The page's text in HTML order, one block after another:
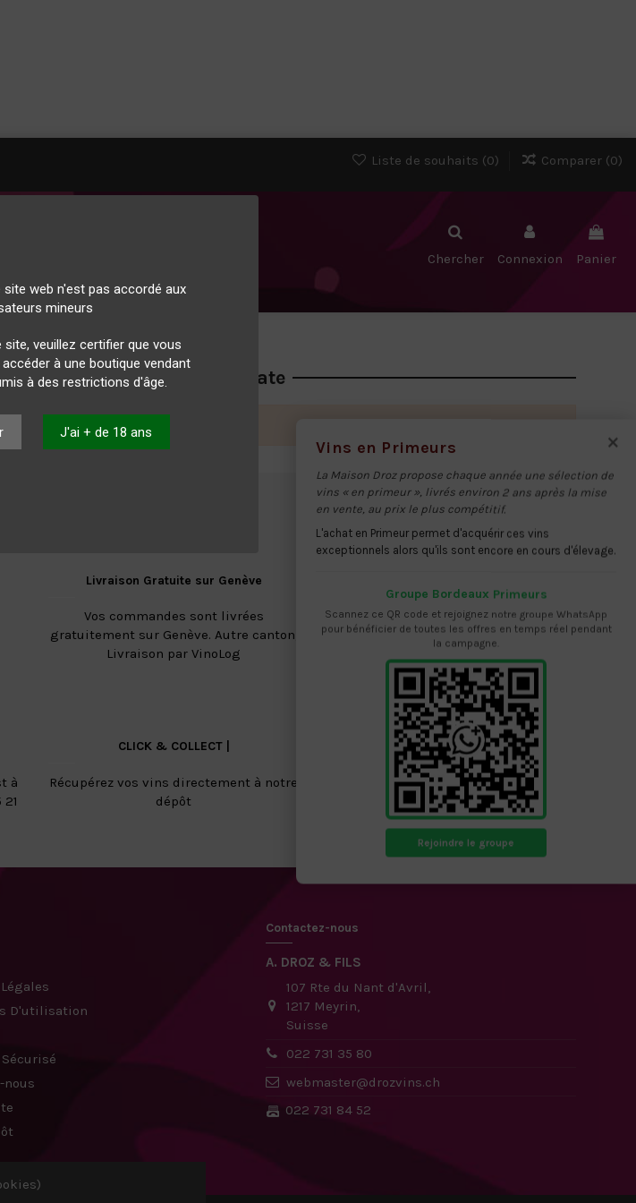
web n'est pas accordé aux
mineurs
veuillez certifier que vous
à une boutique vendant
à des restrictions d'âge.
J'ai + de 18 ans
Liste de souhaits (0) Comparer (0)
Chercher Connexion Panier
Domaine de la Frégate
Livraison Gratuite sur Genève
Vos commandes sont livrées
gratuitement sur Genève. Autre canton,
Livraison par VinoLog
Laissez-vous séduire par la qualité de
notre service
à
CLICK & COLLECT |
Récupérez vos vins directement à notre
dépôt
D'utilisation
nous
Contactez-nous
A. DROZ & FILS
107 Rte du Nant d'Avril,
1217 Meyrin,
Suisse
022 731 35 80
webmaster@drozvins.ch
022 731 84 52
×
Vins en Primeurs
La Maison Droz propose chaque année une sélection de
vins « en primeur », livrés environ 2 ans après la mise
en vente, au prix le plus compétitif.
L'achat en Primeur permet d'acquérir ces vins
exceptionnels alors qu'ils sont encore en cours d'élevage.
Groupe Bordeaux Primeurs
Scannez ce QR code et rejoignez notre groupe WhatsApp
pour bénéficier de toutes les offres en temps réel pendant
la campagne.
Rejoindre le groupe